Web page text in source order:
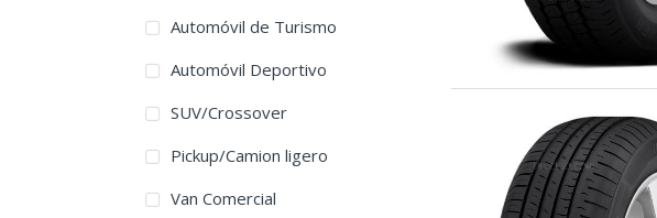
Automóvil de Turismo
Automóvil Deportivo
SUV/Crossover
Pickup/Camion ligero
Van Comercial